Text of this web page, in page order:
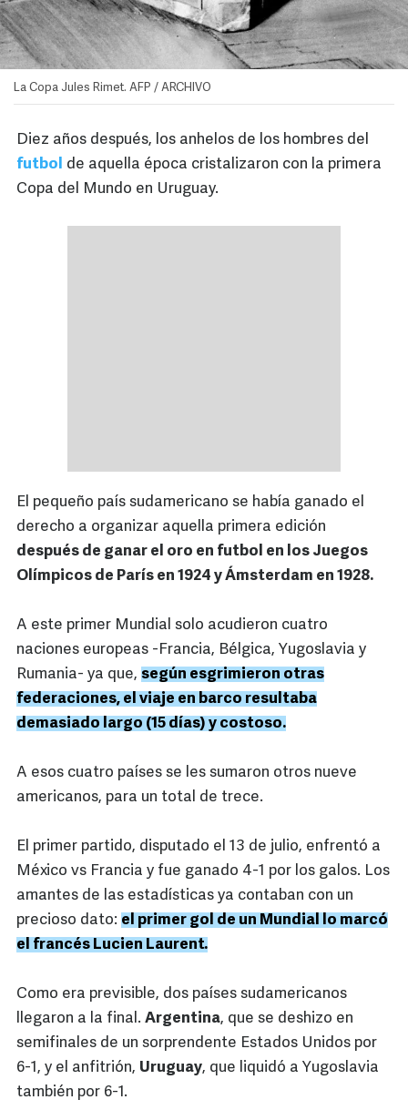
La Copa Jules Rimet. AFP / ARCHIVO
Diez años después, los anhelos de los hombres del
futbol
de aquella época cristalizaron con la primera
Copa del Mundo en Uruguay.
El pequeño país sudamericano se había ganado el
derecho a organizar aquella primera edición
después de ganar el oro en futbol en los Juegos
Olímpicos de París en 1924 y Ámsterdam en 1928.
A este primer Mundial solo acudieron cuatro
naciones europeas -Francia, Bélgica, Yugoslavia y
Rumania- ya que, según esgrimieron otras
federaciones, el viaje en barco resultaba
demasiado largo (15 días) y costoso.
A esos cuatro países se les sumaron otros nueve
americanos, para un total de trece.
El primer partido, disputado el 13 de julio, enfrentó a
México vs Francia y fue ganado 4-1 por los galos. Los
amantes de las estadísticas ya contaban con un
precioso dato: el primer gol de un Mundial lo marcó
el francés Lucien Laurent.
Como era previsible, dos países sudamericanos
llegaron a la final. Argentina, que se deshizo en
semifinales de un sorprendente Estados Unidos por
6-1, y el anfitrión, Uruguay, que liquidó a Yugoslavia
también por 6-1.